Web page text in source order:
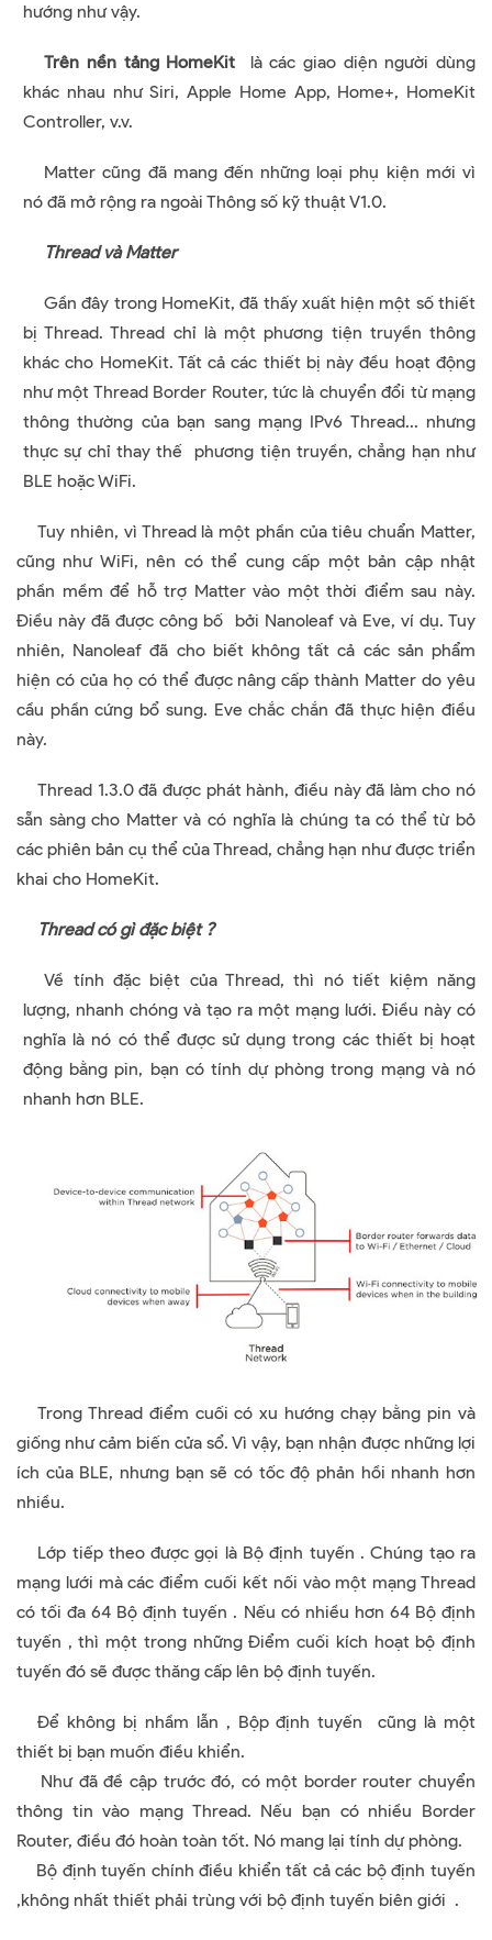
hướng như vậy.
Trên nền tảng HomeKit là các giao diện người dùng
khác nhau như Siri, Apple Home App, Home+, HomeKit
Controller, v.v.
Matter cũng đã mang đến những loại phụ kiện mới vì
nó đã mở rộng ra ngoài Thông số kỹ thuật V1.0.
Thread và Matter
Gần đây trong HomeKit, đã thấy xuất hiện một số thiết
bị Thread. Thread chỉ là một phương tiện truyền thông
khác cho HomeKit. Tất cả các thiết bị này đều hoạt động
như một Thread Border Router, tức là chuyển đổi từ mạng
thông thường của bạn sang mạng IPv6 Thread... nhưng
thực sự chỉ thay thế phương tiện truyền, chẳng hạn như
BLE hoặc WiFi.
Tuy nhiên, vì Thread là một phần của tiêu chuẩn Matter,
cũng như WiFi, nên có thể cung cấp một bản cập nhật
phần mềm để hỗ trợ Matter vào một thời điểm sau này.
Điều này đã được công bố bởi Nanoleaf và Eve, ví dụ. Tuy
nhiên, Nanoleaf đã cho biết không tất cả các sản phẩm
hiện có của họ có thể được nâng cấp thành Matter do yêu
cầu phần cứng bổ sung. Eve chắc chắn đã thực hiện điều
này.
Thread 1.3.0 đã được phát hành, điều này đã làm cho nó
sẵn sàng cho Matter và có nghĩa là chúng ta có thể từ bỏ
các phiên bản cụ thể của Thread, chẳng hạn như được triển
khai cho HomeKit.
Thread có gì đặc biệt ?
Về tính đặc biệt của Thread, thì nó tiết kiệm năng
lượng, nhanh chóng và tạo ra một mạng lưới. Điều này có
nghĩa là nó có thể được sử dụng trong các thiết bị hoạt
động bằng pin, bạn có tính dự phòng trong mạng và nó
nhanh hơn BLE.
Trong Thread điểm cuối có xu hướng chạy bằng pin và
giống như cảm biến cửa sổ. Vì vậy, bạn nhận được những lợi
ích của BLE, nhưng bạn sẽ có tốc độ phản hồi nhanh hơn
nhiều.
Lớp tiếp theo được gọi là Bộ định tuyến . Chúng tạo ra
mạng lưới mà các điểm cuối kết nối vào một mạng Thread
có tối đa 64 Bộ định tuyến . Nếu có nhiều hơn 64 Bộ định
tuyến , thì một trong những Điểm cuối kích hoạt bộ định
tuyến đó sẽ được thăng cấp lên bộ định tuyến.
Để không bị nhầm lẫn , Bộp định tuyến cũng là một
thiết bị bạn muốn điều khiển.
Như đã đề cập trước đó, có một border router chuyển
thông tin vào mạng Thread. Nếu bạn có nhiều Border
Router, điều đó hoàn toàn tốt. Nó mang lại tính dự phòng.
Bộ định tuyến chính điều khiển tất cả các bộ định tuyến
,không nhất thiết phải trùng với bộ định tuyến biên giới .